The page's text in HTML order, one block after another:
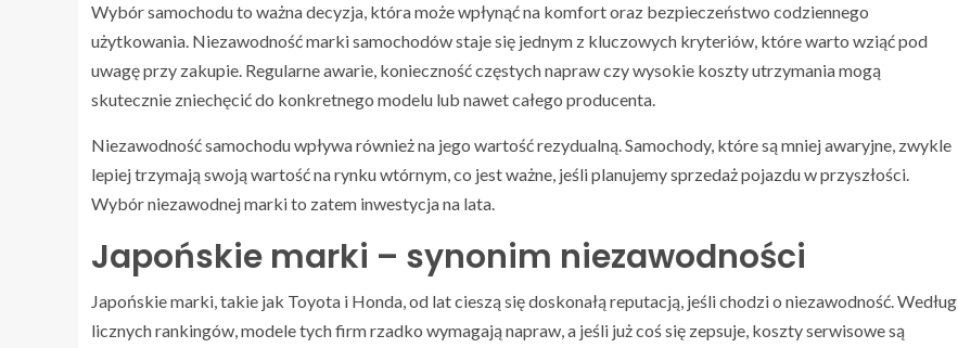
Wybór samochodu to ważna decyzja, która może wpłynąć na komfort oraz bezpieczeństwo codziennego
użytkowania. Niezawodność marki samochodów staje się jednym z kluczowych kryteriów, które warto wziąć pod
uwagę przy zakupie. Regularne awarie, konieczność częstych napraw czy wysokie koszty utrzymania mogą
skutecznie zniechęcić do konkretnego modelu lub nawet całego producenta.
Niezawodność samochodu wpływa również na jego wartość rezydualną. Samochody, które są mniej awaryjne, zwykle
lepiej trzymają swoją wartość na rynku wtórnym, co jest ważne, jeśli planujemy sprzedaż pojazdu w przyszłości.
Wybór niezawodnej marki to zatem inwestycja na lata.
Japońskie marki – synonim niezawodności
Japońskie marki, takie jak Toyota i Honda, od lat cieszą się doskonałą reputacją, jeśli chodzi o niezawodność. Według
licznych rankingów, modele tych firm rzadko wymagają napraw, a jeśli już coś się zepsuje, koszty serwisowe są